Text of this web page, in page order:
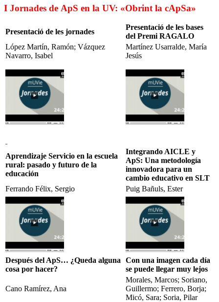
I Jornades de ApS en la UV: «Obrint la cApSa»
Presentació de les jornades
Presentació de les bases
del Premi RAGALO
López Martín, Ramón; Vázquez
Navarro, Isabel
Martínez Usarralde, María
Jesús
Aprendizaje Servicio en la escuela
rural: pasado y futuro de la
educación
Integrando AICLE y
ApS: Una metodología
innovadora para un
cambio educativo en SLT
Ferrando Félix, Sergio
Puig Bañuls, Ester
Después del ApS… ¿Queda alguna
cosa por hacer?
Con una imagen cada día
se puede llegar muy lejos
Cano Ramírez, Ana
Morales, Marcos; Soriano,
Guillermo; Ferrero, Borja;
Micó, Sara; Soria, Pilar